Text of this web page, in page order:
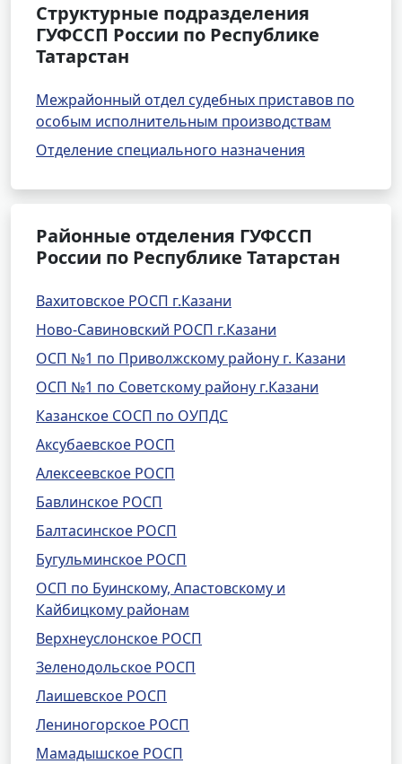
Структурные подразделения
ГУФССП России по Республике
Татарстан
Межрайонный отдел судебных приставов по
особым исполнительным производствам
Отделение специального назначения
Районные отделения ГУФССП
России по Республике Татарстан
Вахитовское РОСП г.Казани
Ново-Савиновский РОСП г.Казани
ОСП №1 по Приволжскому району г. Казани
ОСП №1 по Советскому району г.Казани
Казанское СОСП по ОУПДС
Аксубаевское РОСП
Алексеевское РОСП
Бавлинское РОСП
Балтасинское РОСП
Бугульминское РОСП
ОСП по Буинскому, Апастовскому и
Кайбицкому районам
Верхнеуслонское РОСП
Зеленодольское РОСП
Лаишевское РОСП
Лениногорское РОСП
Мамадышское РОСП